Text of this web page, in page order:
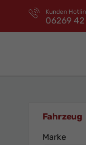
Kunden
06269
Fahrzeug
Marke